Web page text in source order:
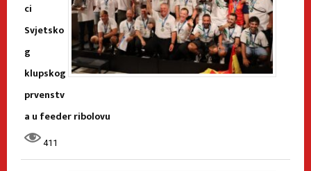
ci
Svjetsko
g
klupskog
prvenstv
a u feeder ribolovu
411